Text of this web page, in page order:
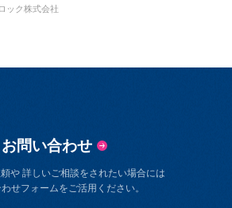
ック株式会社​
お問い合わせ
や 詳しいご相談をされたい場合には
せフォームをご活用ください。